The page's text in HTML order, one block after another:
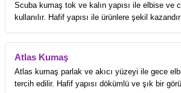
Scuba kumaş tok ve kalın yapısı ile elbise ve
kullanılır. Hafif yapısı ile ürünlere şekil
Atlas Kumaş
Atlas kumaş parlak ve akıcı yüzeyi ile gece
tercih edilir. Hafif yapısı dökümlü ve şık bir